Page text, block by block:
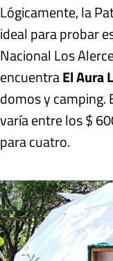
Lógicamente, la
ideal para probar
Nacional Los
encuentraEl Aura
domos y camping.
varía entre los $
para cuatro.